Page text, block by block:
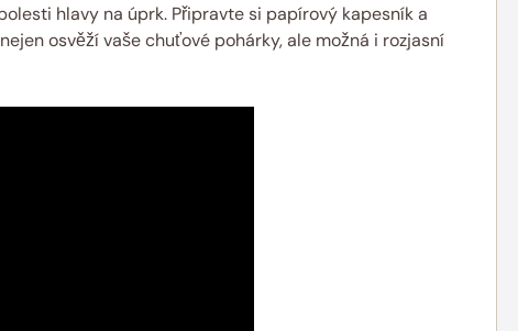
hlavy na úprk. Připravte si papírový kapesník a
osvěží vaše chuťové pohárky, ale možná i rozjasní